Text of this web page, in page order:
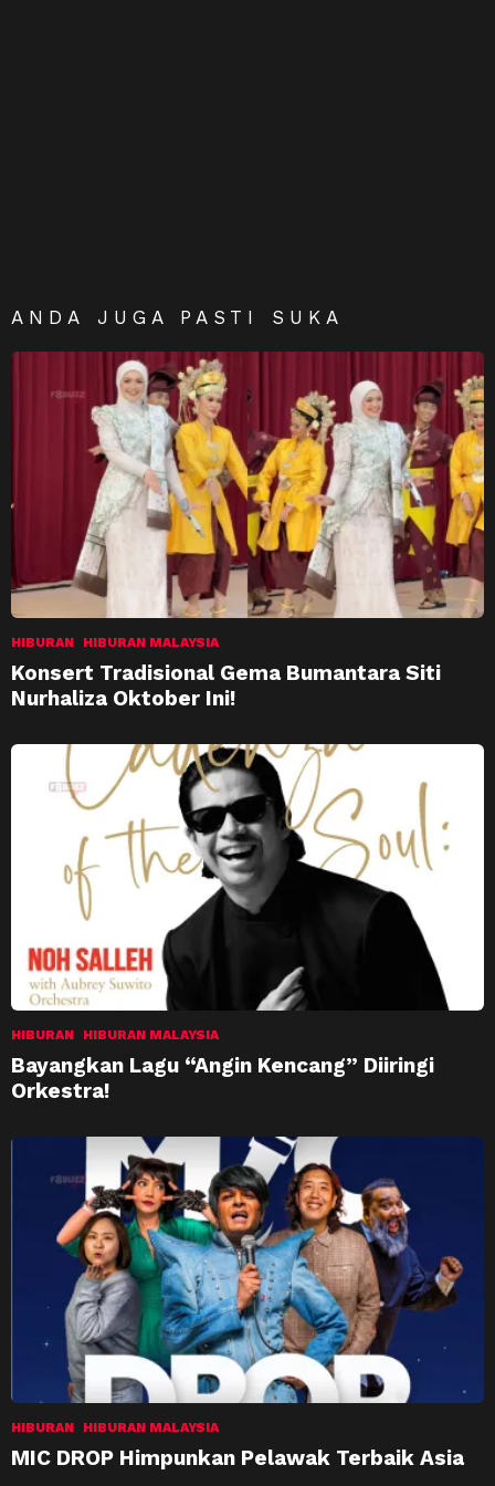
ANDA JUGA PASTI SUKA
HIBURAN HIBURAN MALAYSIA
Konsert Tradisional Gema Bumantara Siti
Nurhaliza Oktober Ini!
HIBURAN HIBURAN MALAYSIA
Bayangkan Lagu “Angin Kencang” Diiringi
Orkestra!
HIBURAN HIBURAN MALAYSIA
MIC DROP Himpunkan Pelawak Terbaik Asia